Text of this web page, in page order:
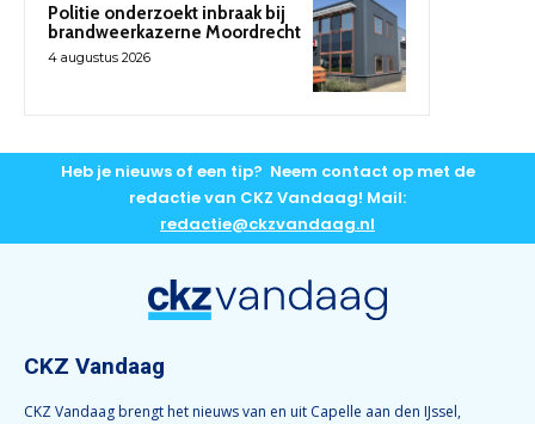
Politie onderzoekt inbraak bij
brandweerkazerne Moordrecht
4 augustus 2026
Heb je nieuws of een tip? Neem contact op met de
redactie van CKZ Vandaag! Mail:
redactie@ckzvandaag.nl
CKZ Vandaag
CKZ Vandaag brengt het nieuws van en uit Capelle aan den IJssel,